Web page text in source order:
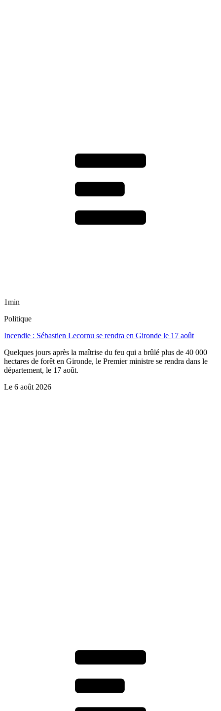
1min
Politique
Incendie : Sébastien Lecornu se rendra en Gironde le 17 août
Quelques jours après la maîtrise du feu qui a brûlé plus de 40 000
hectares de forêt en Gironde, le Premier ministre se rendra dans le
département, le 17 août.
Le 6 août 2026